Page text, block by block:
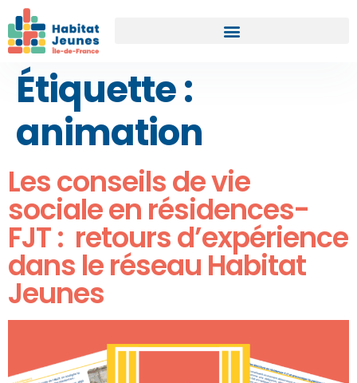
Étiquette :
animation
Les conseils de vie
sociale en résidences-
FJT : retours d’expérience
dans le réseau Habitat
Jeunes